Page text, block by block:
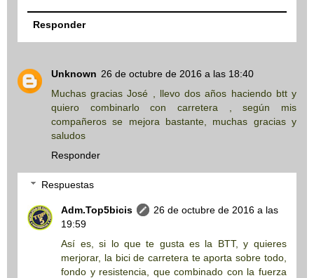
Responder
Unknown 26 de octubre de 2016 a las 18:40
Muchas gracias José , llevo dos años haciendo btt y
quiero combinarlo con carretera , según mis
compañeros se mejora bastante, muchas gracias y
saludos
Responder
Respuestas
Adm.Top5bicis
26 de octubre de 2016 a las
19:59
Así es, si lo que te gusta es la BTT, y quieres
merjorar, la bici de carretera te aporta sobre todo,
fondo y resistencia, que combinado con la fuerza